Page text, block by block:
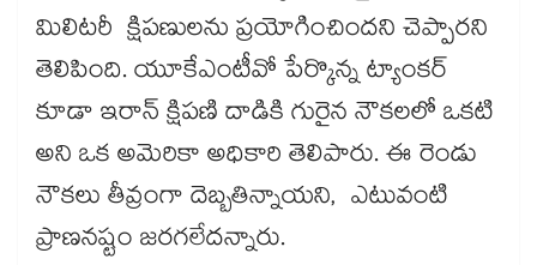
మిలిటరీ క్షిపణులను ప్రయోగించిందని చెప్పారని
తెలిపింది. యూకేఎంటీవో పేర్కొన్న ట్యాంకర్
కూడా ఇరాన్ క్షిపణి దాడికి గురైన నౌకలలో ఒకటి
అని ఒక అమెరికా అధికారి తెలిపారు. ఈ రెండు
నౌకలు తీవ్రంగా దెబ్బతిన్నాయని, ఎటువంటి
ప్రాణనష్టం జరగలేదన్నారు.